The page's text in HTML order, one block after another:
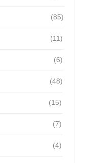
(85)
(11)
(6)
(48)
(15)
(7)
(4)